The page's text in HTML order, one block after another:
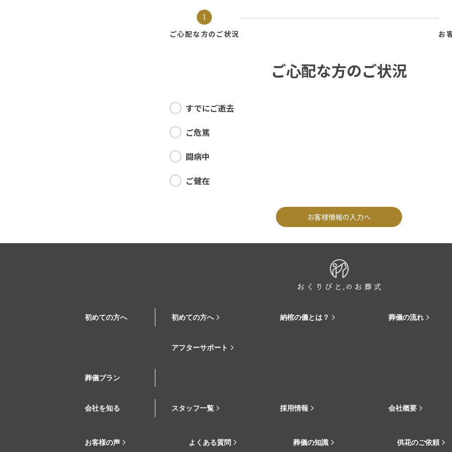
1
ご心配な方の ご状況 お
ご心配な方のご状況
すでにご逝去
ご危篤
闘病中
ご健在
お客様情報の入力へ
初めての方へ 初めての方へ 納棺の儀とは？ 葬儀の流れ
アフターサポート
葬儀プラン
会社を知る スタッフ一覧 採用情報 会社概要
お客様の声 よくある質問 葬儀の知識 供花のご依頼